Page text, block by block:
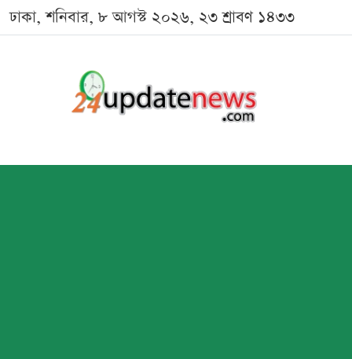
ঢাকা, শনিবার, ৮ আগস্ট ২০২৬, ২৩ শ্রাবণ ১৪৩৩